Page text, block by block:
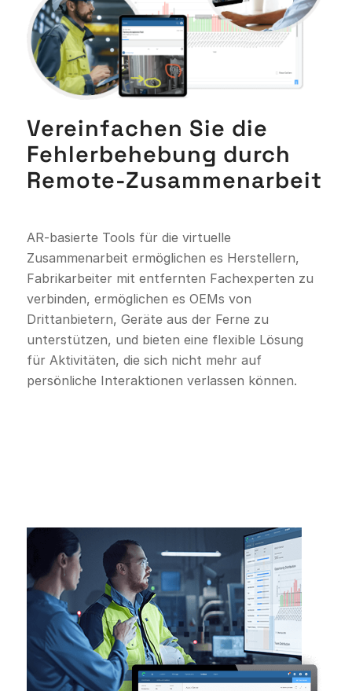
Vereinfachen Sie die
Fehlerbehebung durch
Remote-Zusammenarbeit
AR-basierte Tools für die virtuelle
Zusammenarbeit ermöglichen es Herstellern,
Fabrikarbeiter mit entfernten Fachexperten zu
verbinden, ermöglichen es OEMs von
Drittanbietern, Geräte aus der Ferne zu
unterstützen, und bieten eine flexible Lösung
für Aktivitäten, die sich nicht mehr auf
persönliche Interaktionen verlassen können.